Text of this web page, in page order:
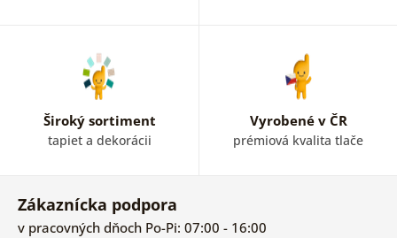
Široký sortiment
tapiet a dekorácii
Vyrobené v ČR
prémiová kvalita tlače
Zákaznícka podpora
v pracovných dňoch Po-Pi: 07:00 - 16:00